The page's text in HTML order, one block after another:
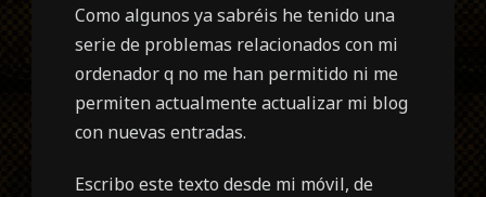
Como algunos ya sabréis he tenido una
serie de problemas relacionados con mi
ordenador q no me han permitido ni me
permiten actualmente actualizar mi blog
con nuevas entradas.
Escribo este texto desde mi móvil, de